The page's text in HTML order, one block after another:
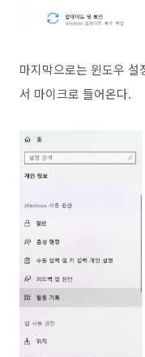
마지막으로는 윈도우
서 마이크로 들어온다.